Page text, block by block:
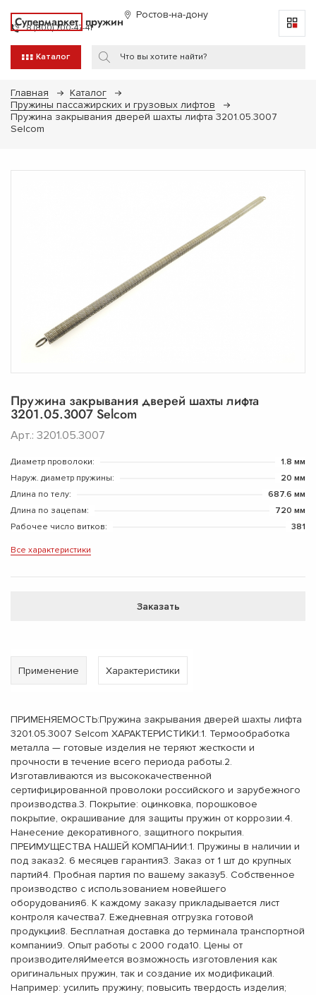
Супермаркет пружин Ростов-на-дону
8 (800) 700-47-41
Каталог
Главная
Каталог
Пружины пассажирских и грузовых лифтов
Пружина закрывания дверей шахты лифта 3201.05.3007
Selcom
Пружина закрывания дверей шахты лифта
3201.05.3007 Selcom
Арт.: 3201.05.3007
Диаметр проволоки:
1.8 мм
Наруж. диаметр пружины:
20 мм
Длина по телу:
687.6 мм
Длина по зацепам:
720 мм
Рабочее число витков:
381
Все характеристики
Заказать
Применение Характеристики
ПРИМЕНЯЕМОСТЬ:Пружина закрывания дверей шахты лифта
3201.05.3007 Selcom ХАРАКТЕРИСТИКИ:1. Термообработка
металла — готовые изделия не теряют жесткости и
прочности в течение всего периода работы.2.
Изготавливаются из высококачественной
сертифицированной проволоки российского и зарубежного
производства.3. Покрытие: оцинковка, порошковое
покрытие, окрашивание для защиты пружин от коррозии.4.
Нанесение декоративного, защитного покрытия.
ПРЕИМУЩЕСТВА НАШЕЙ КОМПАНИИ:1. Пружины в наличии и
под заказ2. 6 месяцев гарантия3. Заказ от 1 шт до крупных
партий4. Пробная партия по вашему заказу5. Собственное
производство с использованием новейшего
оборудования6. К каждому заказу прикладывается лист
контроля качества7. Ежедневная отгрузка готовой
продукции8. Бесплатная доставка до терминала транспортной
компании9. Опыт работы с 2000 года10. Цены от
производителяИмеется возможность изготовления как
оригинальных пружин, так и создание их модификаций.
Например: усилить пружину; повысить твердость изделия;